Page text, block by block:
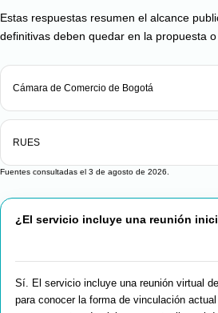
Estas respuestas resumen el alcance
definitivas deben quedar en la propuesta
Cámara de Comercio de Bogotá
RUES
Fuentes consultadas el 3 de agosto de 2026.
¿El servicio incluye una reunión
Sí. El servicio incluye una reunión virtual
para conocer la forma de vinculación